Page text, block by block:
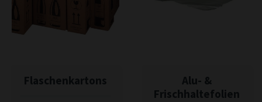
Flaschenkartons
Alu- &
Frischhaltefolien